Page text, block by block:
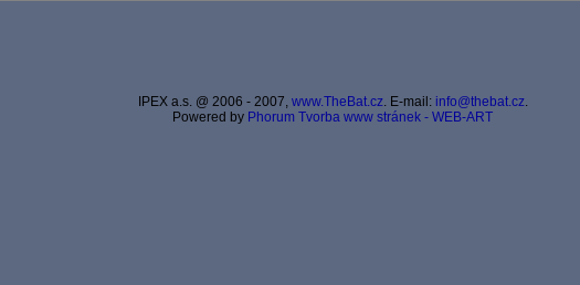
IPEX a.s. @ 2006 - 2007, www.TheBat.cz. E-mail: info@thebat.cz.
Powered by Phorum Tvorba www stránek - WEB-ART